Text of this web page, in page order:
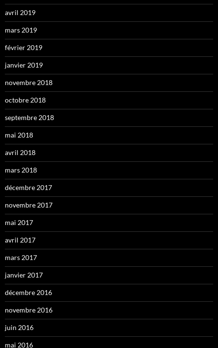
avril 2019
mars 2019
février 2019
janvier 2019
novembre 2018
octobre 2018
septembre 2018
mai 2018
avril 2018
mars 2018
décembre 2017
novembre 2017
mai 2017
avril 2017
mars 2017
janvier 2017
décembre 2016
novembre 2016
juin 2016
mai 2016